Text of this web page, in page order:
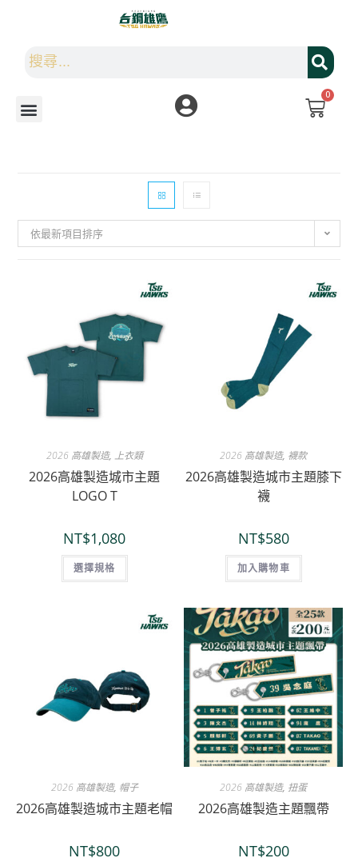
0
依最新項目排序
2026 高雄製造, 上衣類
2026高雄製造城市主題
LOGO T
NT$1,080
選擇規格
2026 高雄製造, 襪款
2026高雄製造城市主題膝下
襪
NT$580
加入購物車
2026 高雄製造, 帽子
2026高雄製造城市主題老帽
NT$800
2026 高雄製造, 扭蛋
2026高雄製造主題飄帶
NT$200